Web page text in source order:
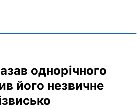
однорічного
його незвичне